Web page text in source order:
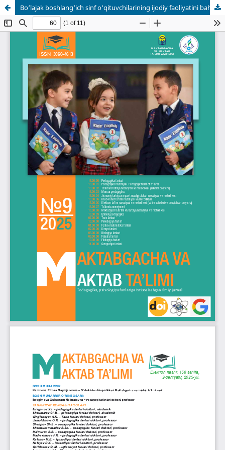
Bo‘lajak boshlang‘ich sinf o‘qituvchilarining ijodiy faoliyatini baholash va rag‘batlantirish tizimini takomillashtirish